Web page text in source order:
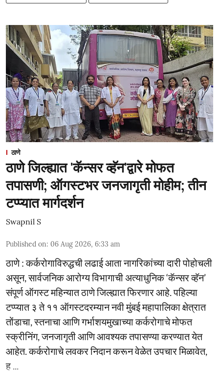
ठाणे
ठाणे जिल्ह्यात 'कॅन्सर व्हॅन'द्वारे मोफत
तपासणी; ऑगस्टभर जनजागृती मोहीम; तीन
टप्प्यात मार्गदर्शन
Swapnil S
Published on: 06 Aug 2026, 6:33 am
ठाणे : कर्करोगाविरुद्धची लढाई आता नागरिकांच्या दारी पोहोचली
असून, सार्वजनिक आरोग्य विभागाची अत्याधुनिक ‘कॅन्सर व्हॅन’
संपूर्ण ऑगस्ट महिन्यात ठाणे जिल्ह्यात फिरणार आहे. पहिल्या
टप्प्यात ३ ते ११ ऑगस्टदरम्यान नवी मुंबई महापालिका क्षेत्रात
तोंडाचा, स्तनाचा आणि गर्भाशयमुखाच्या कर्करोगाचे मोफत
स्क्रीनिंग, जनजागृती आणि आवश्यक तपासण्या करण्यात येत
आहेत. कर्करोगाचे लवकर निदान करून वेळेत उपचार मिळावेत,
ह ...